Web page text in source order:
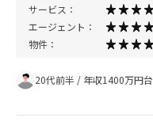
サービス：
エージェント：
物件：
20代前半 / 年収1400万円台